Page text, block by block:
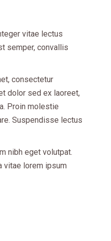
vitae lectus
semper, convallis
consectetur
dolor sed ex laoreet,
Proin molestie
Suspendisse lectus
nibh eget volutpat.
vitae lorem ipsum